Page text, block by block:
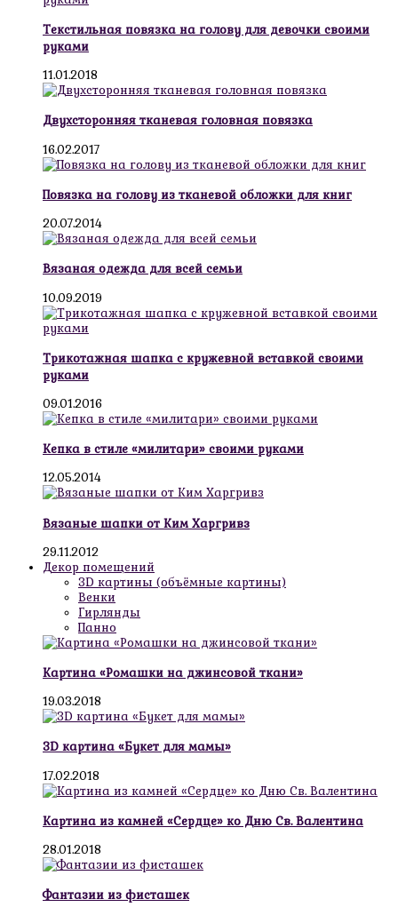
Текстильная повязка на голову для девочки своими
руками
11.01.2018
Двухсторонняя тканевая головная повязка
16.02.2017
Повязка на голову из тканевой обложки для книг
20.07.2014
Вязаная одежда для всей семьи
10.09.2019
Трикотажная шапка с кружевной вставкой своими
руками
09.01.2016
Кепка в стиле «милитари» своими руками
12.05.2014
Вязаные шапки от Ким Харгривз
29.11.2012
Декор помещений
3D картины (объёмные картины)
Венки
Гирлянды
Панно
Картина «Ромашки на джинсовой ткани»
19.03.2018
3D картина «Букет для мамы»
17.02.2018
Картина из камней «Сердце» ко Дню Св. Валентина
28.01.2018
Фантазии из фисташек